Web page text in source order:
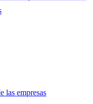
las empresas